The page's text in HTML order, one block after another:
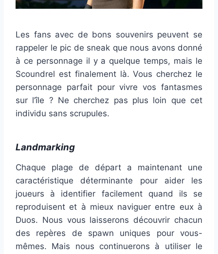
Les fans avec de bons souvenirs peuvent se
rappeler le pic de sneak que nous avons donné
à ce personnage il y a quelque temps, mais le
Scoundrel est finalement là. Vous cherchez le
personnage parfait pour vivre vos fantasmes
sur l’île ? Ne cherchez pas plus loin que cet
individu sans scrupules.
Landmarking
Chaque plage de départ a maintenant une
caractéristique déterminante pour aider les
joueurs à identifier facilement quand ils se
reproduisent et à mieux naviguer entre eux à
Duos. Nous vous laisserons découvrir chacun
des repères de spawn uniques pour vous-
mêmes. Mais nous continuerons à utiliser le